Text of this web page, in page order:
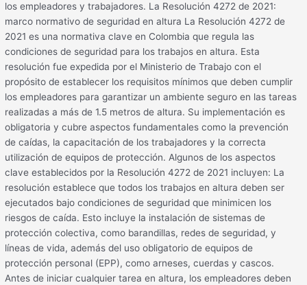
los empleadores y trabajadores. La Resolución 4272 de 2021:
marco normativo de seguridad en altura La Resolución 4272 de
2021 es una normativa clave en Colombia que regula las
condiciones de seguridad para los trabajos en altura. Esta
resolución fue expedida por el Ministerio de Trabajo con el
propósito de establecer los requisitos mínimos que deben cumplir
los empleadores para garantizar un ambiente seguro en las tareas
realizadas a más de 1.5 metros de altura. Su implementación es
obligatoria y cubre aspectos fundamentales como la prevención
de caídas, la capacitación de los trabajadores y la correcta
utilización de equipos de protección. Algunos de los aspectos
clave establecidos por la Resolución 4272 de 2021 incluyen: La
resolución establece que todos los trabajos en altura deben ser
ejecutados bajo condiciones de seguridad que minimicen los
riesgos de caída. Esto incluye la instalación de sistemas de
protección colectiva, como barandillas, redes de seguridad, y
líneas de vida, además del uso obligatorio de equipos de
protección personal (EPP), como arneses, cuerdas y cascos.
Antes de iniciar cualquier tarea en altura, los empleadores deben